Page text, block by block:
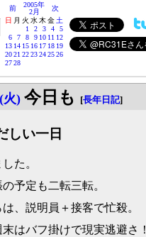
前
2005年
2月
次
日 月 火 水木金土
1
2 3 4
5
6
7 8 9 10 11 12
13 14 15 16 17 18 19
20212223242526
2728
火) 今日も [長年日記]
しい一日
た。
予定も二転三転。
、説明員＋接客で忙殺。
はバフ掛けで現実逃避さ！